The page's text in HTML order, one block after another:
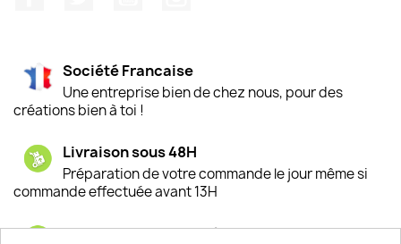
Société Francaise
Une entreprise bien de chez nous, pour des
créations bien à toi !
Livraison sous 48H
Préparation de votre commande le jour même si
commande effectuée avant 13H
Satisfaction de nos clients